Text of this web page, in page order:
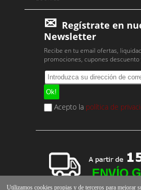
Regístrate en
Newsletter
Recibe en tu email ofertas,
promociones, cupones descuento
Acepto la política de
Utilizamos cookies propias y de terceros para mejorar